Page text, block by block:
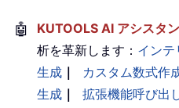
🤖 KUTOOLS AI アシスタ
析を革新します： インテ
生成 ｜ カスタム数式作
生成 ｜ 拡張機能呼び出